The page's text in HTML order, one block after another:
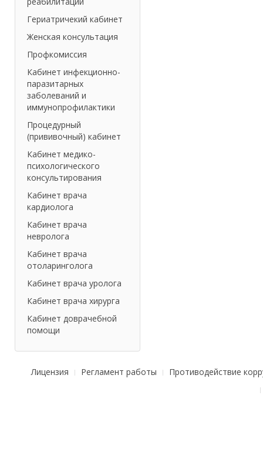
Гериатричекий кабинет
Женская консультация
Профкомиссия
Кабинет инфекционно-
паразитарных
заболеваний и
иммунопрофилактики
Процедурный
(прививочный) кабинет
Кабинет медико-
психологического
консультирования
Кабинет врача
кардиолога
Кабинет врача
невролога
Кабинет врача
отоларинголога
Кабинет врача уролога
Кабинет врача хирурга
Кабинет доврачебной
помощи
Лицензия Регламент работы Противодействие